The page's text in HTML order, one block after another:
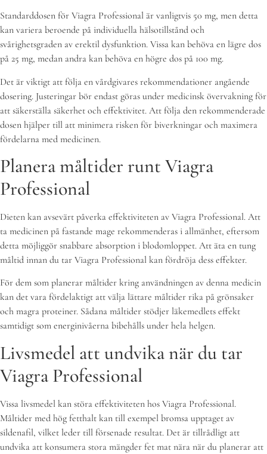
Standarddosen för Viagra Professional är vanligtvis 50 mg, men detta
kan variera beroende på individuella hälsotillstånd och
svårighetsgraden av erektil dysfunktion. Vissa kan behöva en lägre dos
på 25 mg, medan andra kan behöva en högre dos på 100 mg.
Det är viktigt att följa en vårdgivares rekommendationer angående
dosering. Justeringar bör endast göras under medicinsk övervakning för
att säkerställa säkerhet och effektivitet. Att följa den rekommenderade
dosen hjälper till att minimera risken för biverkningar och maximera
fördelarna med medicinen.
Planera måltider runt Viagra
Professional
Dieten kan avsevärt påverka effektiviteten av Viagra Professional. Att
ta medicinen på fastande mage rekommenderas i allmänhet, eftersom
detta möjliggör snabbare absorption i blodomloppet. Att äta en tung
måltid innan du tar Viagra Professional kan fördröja dess effekter.
För dem som planerar måltider kring användningen av denna medicin
kan det vara fördelaktigt att välja lättare måltider rika på grönsaker
och magra proteiner. Sådana måltider stödjer läkemedlets effekt
samtidigt som energinivåerna bibehålls under hela helgen.
Livsmedel att undvika när du tar
Viagra Professional
Vissa livsmedel kan störa effektiviteten hos Viagra Professional.
Måltider med hög fetthalt kan till exempel bromsa upptaget av
sildenafil, vilket leder till försenade resultat. Det är tillrådligt att
undvika att konsumera stora mängder fet mat nära när du planerar att